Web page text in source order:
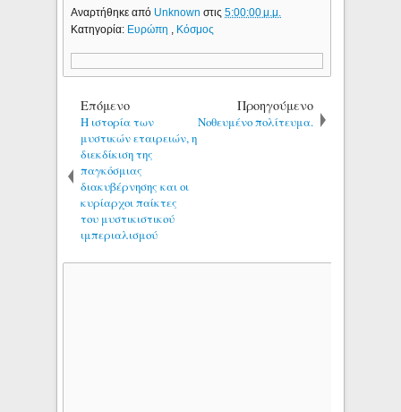
Αναρτήθηκε από Unknownστις5:00:00 μ.μ.
Κατηγορία: Ευρώπη Κόσμος
Επόμενο
Η ιστορία των
μυστικών εταιρειών, η
διεκδίκιση της
παγκόσμιας
διακυβέρνησης και οι
κυρίαρχοι παίκτες
του μυστικιστικού
ιμπεριαλισμού
Προηγούμενο
Νοθευμένο πολίτευμα.